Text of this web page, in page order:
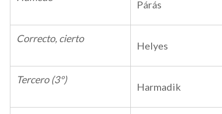
Párás
Correcto, cierto
Helyes
Tercero (3º)
Harmadik